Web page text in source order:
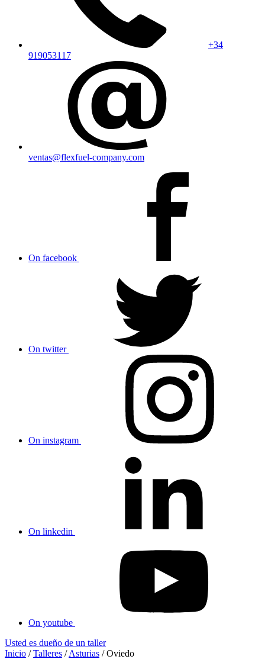
+34
919053117
ventas@flexfuel-company.com
On facebook
On twitter
On instagram
On linkedin
On youtube
Usted es dueño de un taller
Inicio /Talleres /Asturias /Oviedo